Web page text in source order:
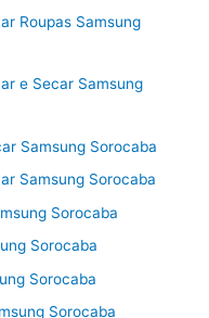
Roupas Samsung
e Secar Samsung
Samsung Sorocaba
Samsung Sorocaba
Sorocaba
Sorocaba
Sorocaba
Sorocaba